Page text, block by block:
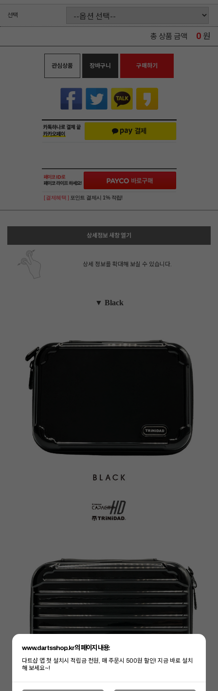
선택
총 상품 금액 0 원
관심상품 장바구니 구매하기
[ 결제혜택 ] 포인트 결제시 1% 적립!
상세정보 새창 열기
상세 정보를 확대해 보실 수 있습니다.
▼ Black
www.dartsshop.kr의 페이지 내용:
다트샵 앱 첫 설치시 적립금 천원, 매 주문시 500원 할인! 지금 바로 설치
해 보세요~!